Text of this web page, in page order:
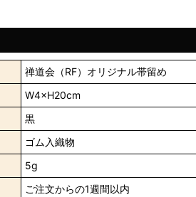
禅道会（RF）オリジナル帯留め
W4×H20cm
黒
ゴム入織物
5g
ご注文からの1週間以内